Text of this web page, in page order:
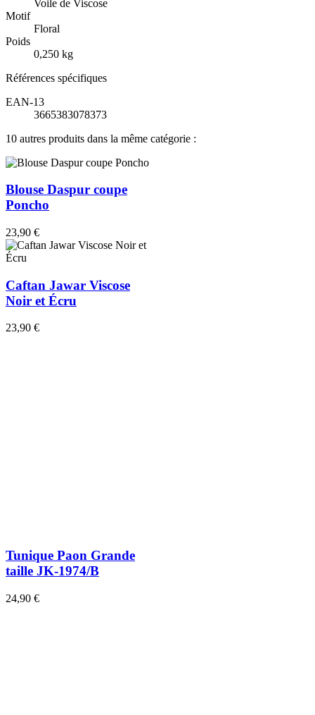
Voile de Viscose
Motif
Floral
Poids
0,250 kg
Références spécifiques
EAN-13
3665383078373
10 autres produits dans la même catégorie :
Blouse Daspur coupe
Poncho
23,90 €
Caftan Jawar Viscose
Noir et Écru
23,90 €
Tunique Paon Grande
taille JK-1974/B
24,90 €